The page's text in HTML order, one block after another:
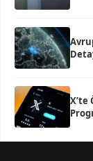
X’te